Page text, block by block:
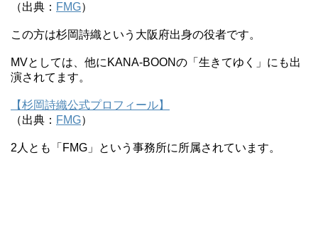
（出典： FMG）
この方は杉岡詩織という大阪府出身の役者です。
MVとしては、他にKANA-BOONの「生きてゆく」にも出
演されてます。
【杉岡詩織公式プロフィール】
（出典： FMG）
2人とも「FMG」という事務所に所属されています。